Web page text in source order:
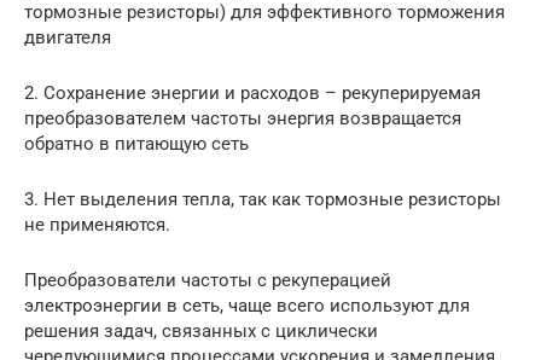
тормозные резисторы) для эффективного торможения
двигателя
2. Сохранение энергии и расходов – рекуперируемая
преобразователем частоты энергия возвращается
обратно в питающую сеть
3. Нет выделения тепла, так как тормозные резисторы
не применяются.
Преобразователи частоты с рекуперацией
электроэнергии в сеть, чаще всего используют для
решения задач, связанных с циклически